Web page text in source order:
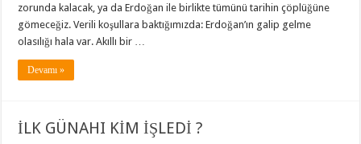
zorunda kalacak, ya da Erdoğan ile birlikte tümünü tarihin çöplüğüne
gömeceğiz. Verili koşullara baktığımızda: Erdoğan’ın galip gelme
olasılığı hala var. Akıllı bir …
Devamı »
İLK GÜNAHI KİM İŞLEDİ ?